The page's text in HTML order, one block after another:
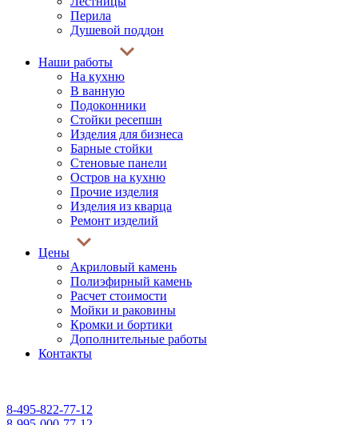
Перила
Душевой поддон
Наши работы
На кухню
В ванную
Подоконники
Стойки ресепшн
Изделия для бизнеса
Барные стойки
Стеновые панели
Остров на кухню
Прочие изделия
Изделия из кварца
Ремонт изделий
Цены
Акриловый камень
Полиэфирный камень
Расчет стоимости
Мойки и раковины
Кромки и бортики
Дополнительные работы
Контакты
8-495-822-77-12